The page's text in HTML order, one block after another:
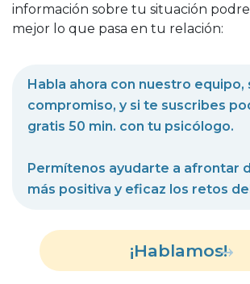
información sobre tu situación
mejor lo que pasa en tu relación:
Habla ahora con nuestro equipo,
compromiso, y si te suscribes
gratis 50 min. con tu psicólogo.
Permítenos ayudarte a afrontar
más positiva y eficaz los retos
¡Hablamos!